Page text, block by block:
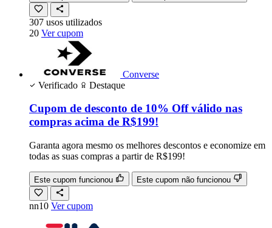
307 usos utilizados
20 Ver cupom
Converse
Verificado
Destaque
Cupom de desconto de 10% Off válido nas
compras acima de R$199!
Garanta agora mesmo os melhores descontos e economize em
todas as suas compras a partir de R$199!
Este cupom funcionou Este cupom não funcionou
nn10 Ver cupom